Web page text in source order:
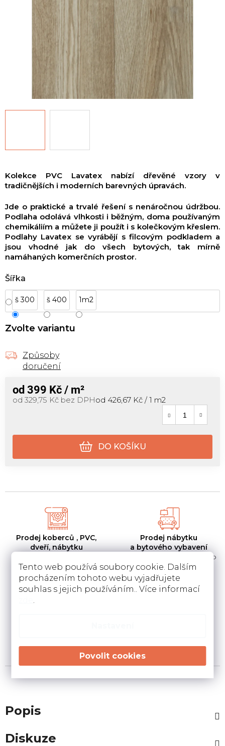
Tento web používá soubory cookie. Dalším
procházením tohoto webu vyjadřujete
souhlas s jejich používáním.. Více informací
Kolekce PVC Lavatex nabízí dřevěné vzory v
tradičnějších i moderních barevných úpravách.
Jde o praktické a trvalé řešení s nenáročnou údržbou.
Podlaha odolává vlhkosti i běžným, doma používaným
chemikáliím a můžete ji použít i s kolečkovým křeslem.
Podlahy Lavatex se vyrábějí s filcovým podkladem a
jsou vhodné jak do všech bytových, tak mírně
namáhaných komerčních prostor.
Šířka
š 300 š 400 1m2
Zvolte variantu
Způsoby
doručení
od 399 Kč / m²
od 329,75 Kč bez DPHMěrná cena:
od 426,67 Kč / 1 m2
DO KOŠÍKU
Prodej koberců , PVC,
dveří, nábytku
m2
Prodej nábytku
a bytového vybavení
Prodej nábytku a bytového
vybavení na ploše
podlahovin u Vás doma
instalace u Vás doma
Popis
Diskuze